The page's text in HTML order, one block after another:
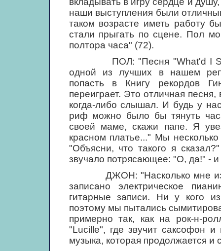
наши выступления были
таком возрасте иметь работу
стали прыгать по сцене. Пол
полтора часа" (72).
ПОЛ: "Песня "What'd I Say"
одной из лучших в нашем
попасть в Книгу рекордов
переиграет. Это отличная
когда-либо слышал. И будь у
риф можно было бы тянуть
своей маме, скажи папе. Я
красном платье..." Мы
"Объясни, что такого я
звучало потрясающее: "О, да!" -
ДЖОН: "Насколько мне
записано электрическое
гитарные записи. Ни у кого
поэтому мы пытались
примерно так, как на рок-н-
"Lucille", где звучит саксофон
музыка, которая продолжается и